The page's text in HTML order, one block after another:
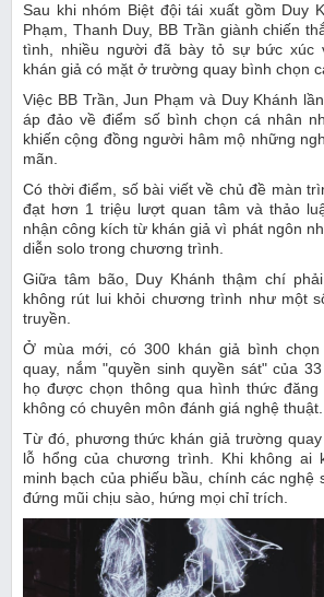
Sau khi nhóm Biệt đội tái xuất gồm Duy
Phạm, Thanh Duy, BB Trần giành chiến
tình, nhiều người đã bày tỏ sự bức xúc
khán giả có mặt ở trường quay bình chọn
Việc BB Trần, Jun Phạm và Duy Khánh
áp đảo về điểm số bình chọn cá nhân
khiến cộng đồng người hâm mộ những
mãn.
Có thời điểm, số bài viết về chủ đề màn
đạt hơn 1 triệu lượt quan tâm và thảo
nhận công kích từ khán giả vì phát ngôn
diễn solo trong chương trình.
Giữa tâm bão, Duy Khánh thậm chí
không rút lui khỏi chương trình như một
truyền.
Ở mùa mới, có 300 khán giả bình
quay, nắm "quyền sinh quyền sát" của
họ được chọn thông qua hình thức
không có chuyên môn đánh giá nghệ thuật.
Từ đó, phương thức khán giả trường
lỗ hổng của chương trình. Khi không ai
minh bạch của phiếu bầu, chính các
đứng mũi chịu sào, hứng mọi chỉ trích.